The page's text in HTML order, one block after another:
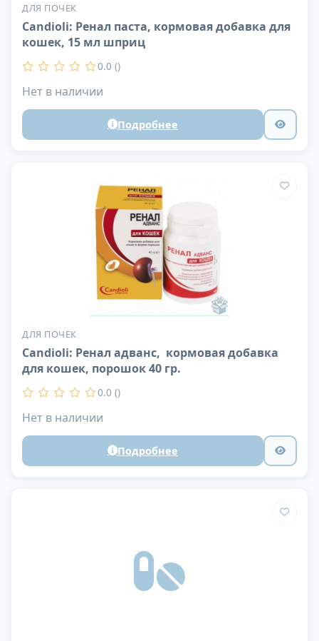
ДЛЯ ПОЧЕК
Candioli: Ренал паста, кормовая добавка для
кошек, 15 мл шприц
0.0 ()
Нет в наличии
Подробнее
ДЛЯ ПОЧЕК
Candioli: Ренал адванс, кормовая добавка
для кошек, порошок 40 гр.
0.0 ()
Нет в наличии
Подробнее